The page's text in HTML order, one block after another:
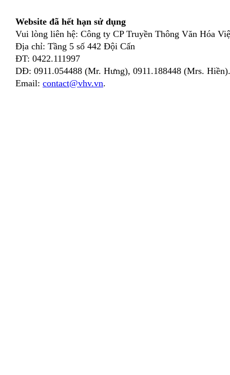
Website đã hết hạn sử dụng
Vui lòng liên hệ: Công ty CP Truyền Thông Văn Hóa
Địa chỉ: Tầng 5 số 442 Đội Cấn
ĐT: 0422.111997
DĐ: 0911.054488 (Mr. Hưng), 0911.188448 (Mrs. Hiền).
Email: contact@vhv.vn.